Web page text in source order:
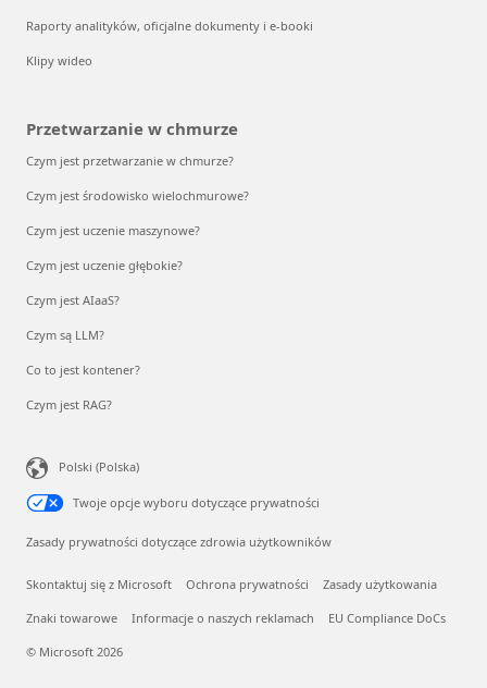
Raporty analityków, oficjalne dokumenty i e-booki
Klipy wideo
Przetwarzanie w chmurze
Czym jest przetwarzanie w chmurze?
Czym jest środowisko wielochmurowe?
Czym jest uczenie maszynowe?
Czym jest uczenie głębokie?
Czym jest AIaaS?
Czym są LLM?
Co to jest kontener?
Czym jest RAG?
Polski (Polska)
Twoje opcje wyboru dotyczące prywatności
Zasady prywatności dotyczące zdrowia użytkowników
Skontaktuj się z Microsoft Ochrona prywatności Zasady użytkowania
Znaki towarowe Informacje o naszych reklamach EU Compliance DoCs
© Microsoft 2026